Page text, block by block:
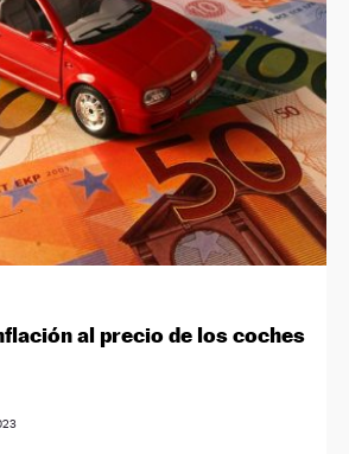
al precio de los coches